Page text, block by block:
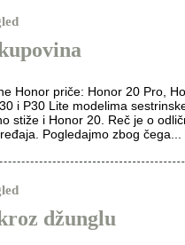
Honor priče: Honor 20 Pro,
i P30 Lite modelima
stiže i Honor 20. Reč je o
Pogledajmo zbog čega...
džunglu